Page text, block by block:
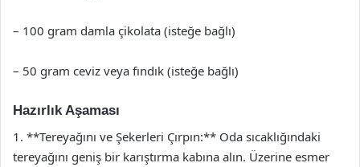
– 100 gram damla çikolata (isteğe bağlı)
– 50 gram ceviz veya fındık (isteğe bağlı)
Hazırlık Aşaması
1. **Tereyağını ve Şekerleri Çırpın:** Oda sıcaklığındaki
tereyağını geniş bir karıştırma kabına alın. Üzerine esmer